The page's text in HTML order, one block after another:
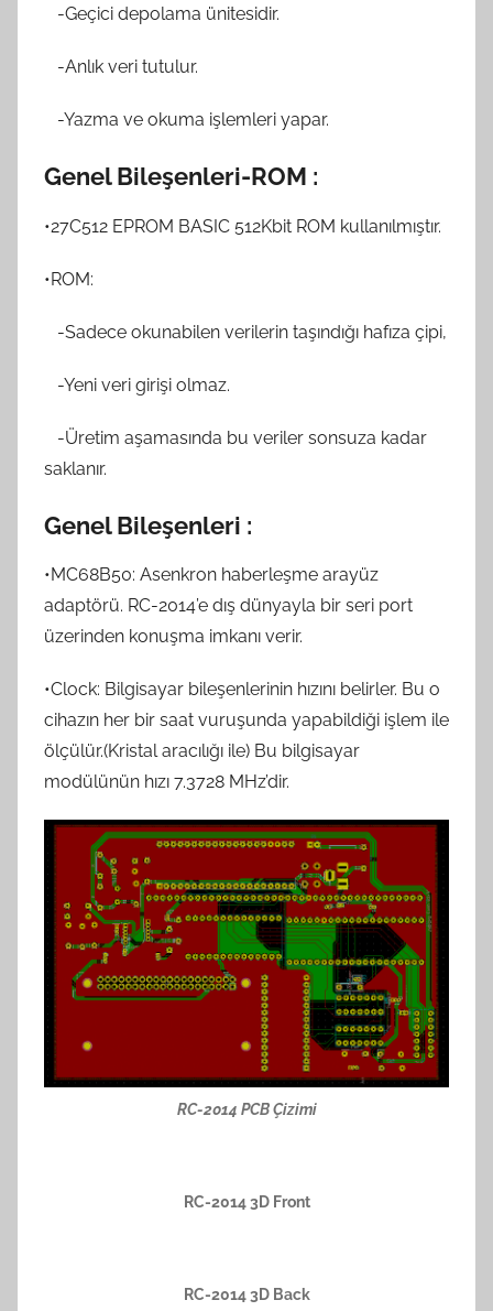
-Geçici depolama ünitesidir.
-Anlık veri tutulur.
-Yazma ve okuma işlemleri yapar.
Genel Bileşenleri-ROM :
•27C512 EPROM BASIC 512Kbit ROM kullanılmıştır.
•ROM:
-Sadece okunabilen verilerin taşındığı hafıza çipi,
-Yeni veri girişi olmaz.
-Üretim aşamasında bu veriler sonsuza kadar
saklanır.
Genel Bileşenleri :
•MC68B50: Asenkron haberleşme arayüz
adaptörü. RC-2014’e dış dünyayla bir seri port
üzerinden konuşma imkanı verir.
•Clock: Bilgisayar bileşenlerinin hızını belirler. Bu o
cihazın her bir saat vuruşunda yapabildiği işlem ile
ölçülür.(Kristal aracılığı ile) Bu bilgisayar
modülünün hızı 7.3728 MHz’dir.
RC-2014 PCB Çizimi
RC-2014 3D Front
RC-2014 3D Back